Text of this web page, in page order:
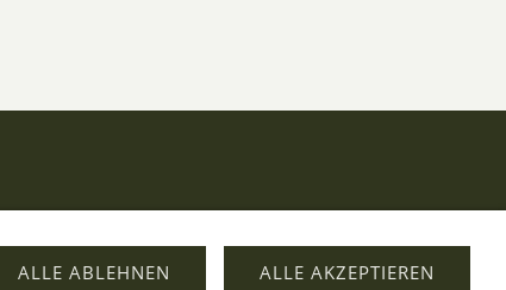
ALLE AKZEPTIEREN
ALLE ABLEHNEN